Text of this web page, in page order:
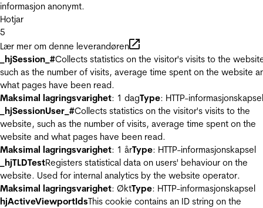
informasjon anonymt.
Hotjar
5
Lær mer om denne leverandøren
_hjSession_#Collects statistics on the visitor's visits to the
such as the number of visits, average time spent on the website
what pages have been read.
Maksimal lagringsvarighet: 1 dagType: HTTP-informasjonskapsel
_hjSessionUser_#Collects statistics on the visitor's visits to the
website, such as the number of visits, average time spent on the
website and what pages have been read.
Maksimal lagringsvarighet: 1 årType: HTTP-informasjonskapsel
_hjTLDTestRegisters statistical data on users' behaviour on the
website. Used for internal analytics by the website operator.
Maksimal lagringsvarighet: ØktType: HTTP-informasjonskapsel
hjActiveViewportIdsThis cookie contains an ID string on the